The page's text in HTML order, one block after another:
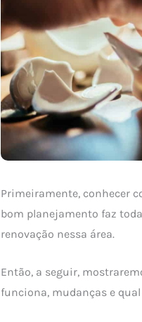
Primeiramente, conhecer
bom planejamento faz
renovação nessa área.
Então, a seguir,
funciona, mudanças e